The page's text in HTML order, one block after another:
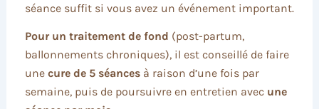
séance suffit si vous avez un événement important.
Pour un traitement de fond (post-partum,
ballonnements chroniques), il est conseillé de faire
une cure de 5 séancesà raison d’une fois par
semaine, puis de poursuivre en entretien avec une